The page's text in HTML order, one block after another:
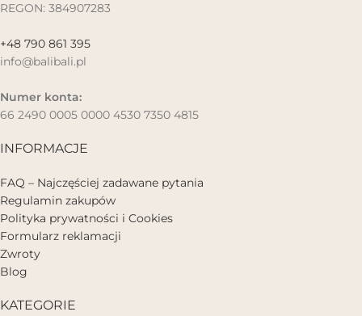
REGON: 384907283
+48 790 861 395
info@balibali.pl
Numer konta:
66 2490 0005 0000 4530 7350 4815
INFORMACJE
FAQ – Najczęściej zadawane pytania
Regulamin zakupów
Polityka prywatności i Cookies
Formularz reklamacji
Zwroty
Blog
KATEGORIE